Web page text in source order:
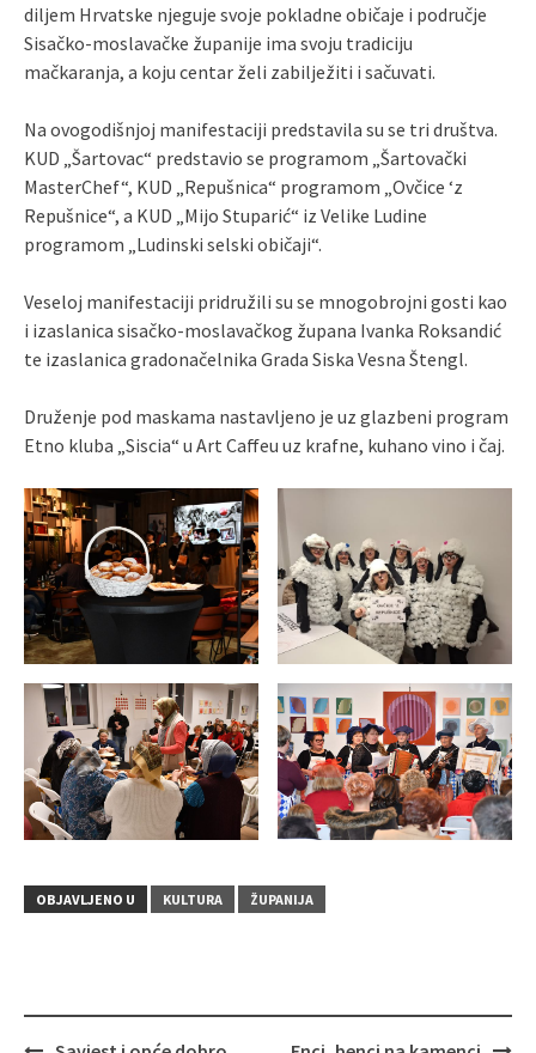
diljem Hrvatske njeguje svoje pokladne običaje i područje
Sisačko-moslavačke županije ima svoju tradiciju
mačkaranja, a koju centar želi zabilježiti i sačuvati.
Na ovogodišnjoj manifestaciji predstavila su se tri društva.
KUD „Šartovac“ predstavio se programom „Šartovački
MasterChef“, KUD „Repušnica“ programom „Ovčice ‘z
Repušnice“, a KUD „Mijo Stuparić“ iz Velike Ludine
programom „Ludinski selski običaji“.
Veseloj manifestaciji pridružili su se mnogobrojni gosti kao
i izaslanica sisačko-moslavačkog župana Ivanka Roksandić
te izaslanica gradonačelnika Grada Siska Vesna Štengl.
Druženje pod maskama nastavljeno je uz glazbeni program
Etno kluba „Siscia“ u Art Caffeu uz krafne, kuhano vino i čaj.
OBJAVLJENO U KULTURA ŽUPANIJA